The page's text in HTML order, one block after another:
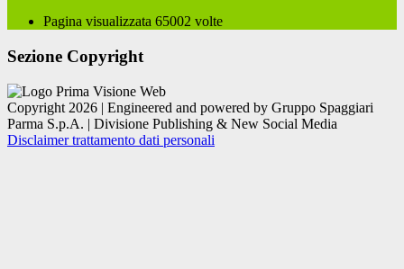
Pagina visualizzata 65002 volte
Sezione Copyright
Copyright 2026 | Engineered and powered by Gruppo Spaggiari
Parma S.p.A. | Divisione Publishing & New Social Media
Disclaimer trattamento dati personali